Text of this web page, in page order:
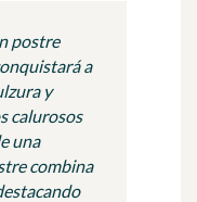
postre
a
y
calurosos
una
combina